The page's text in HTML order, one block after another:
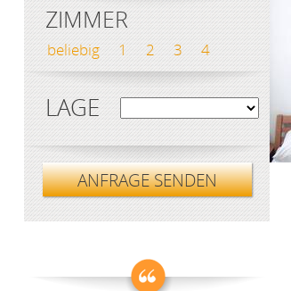
ZIMMER
beliebig 1 2 3 4
LAGE
ANFRAGE SENDEN